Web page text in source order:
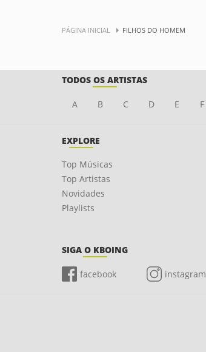
PÁGINA INICIAL FILHOS DO HOMEM
TODOS OS ARTISTAS
A B C D E F
EXPLORE
Top Músicas
Top Artistas
Novidades
Playlists
SIGA O KBOING
facebook instagram